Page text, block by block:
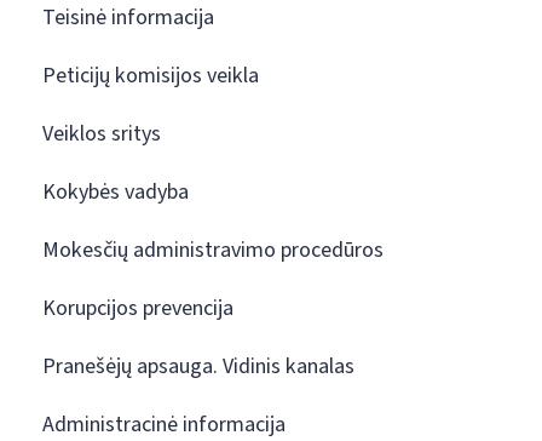
Teisinė informacija
Peticijų komisijos veikla
Veiklos sritys
Kokybės vadyba
Mokesčių administravimo procedūros
Korupcijos prevencija
Pranešėjų apsauga. Vidinis kanalas
Administracinė informacija